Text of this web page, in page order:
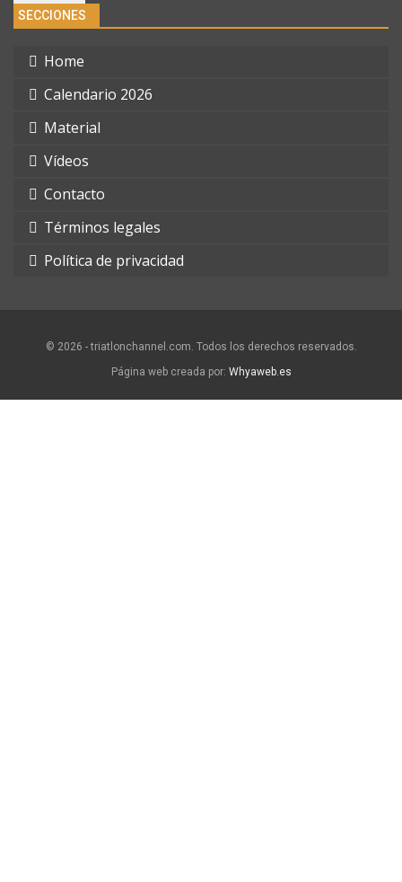
SECCIONES
Home
Calendario 2026
Material
Vídeos
Contacto
Términos legales
Política de privacidad
© 2026 - triatlonchannel.com. Todos los derechos reservados.
Página web creada por: Whyaweb.es